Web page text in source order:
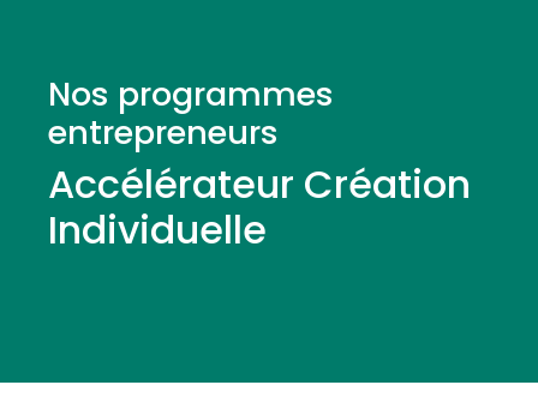
Nos programmes
entrepreneurs
Accélérateur Création
Individuelle